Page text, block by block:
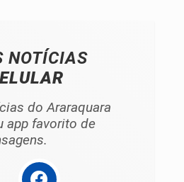
NOTÍCIAS
do Araraquara
app favorito de